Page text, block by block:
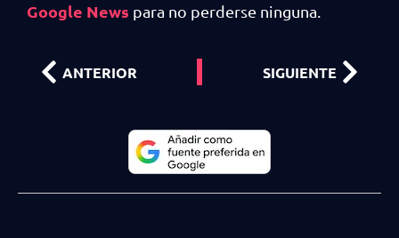
Google News para no perderse ninguna.
ANTERIOR SIGUIENTE